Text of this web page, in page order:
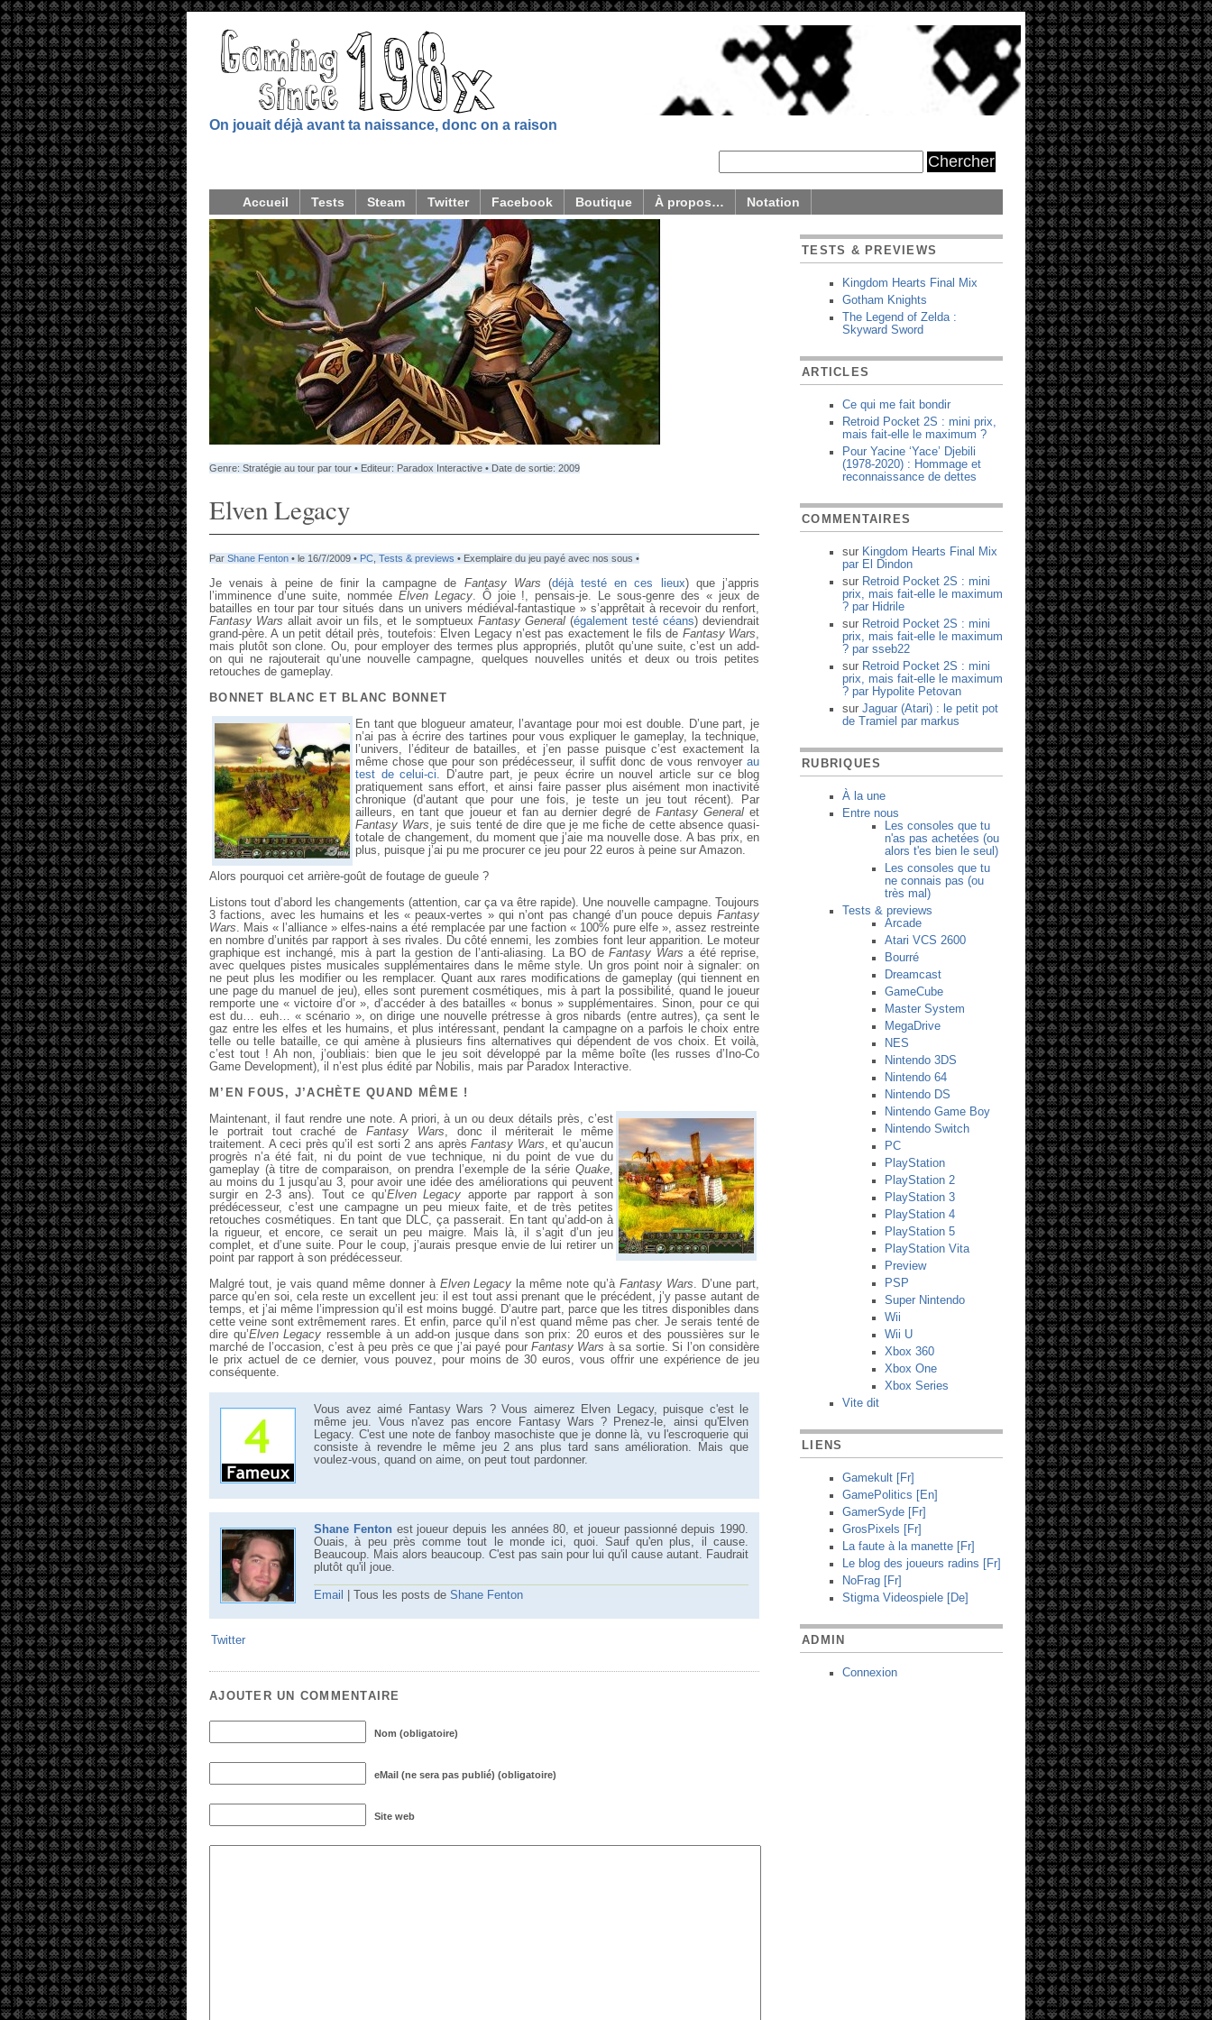
On jouait déjà avant ta naissance, donc on a raison
Accueil Tests Steam Twitter Facebook Boutique À propos… Notation
Genre: Stratégie au tour par tour • Editeur: Paradox Interactive • Date de sortie: 2009
Elven Legacy
Par Shane Fenton • le 16/7/2009 • PC Tests & previews • Exemplaire du jeu payé avec nos sous •
Je venais à peine de finir la campagne de Fantasy Wars (déjà testé en ces lieux) que j’appris
l’imminence d’une suite, nommée Elven Legacy. Ô joie !, pensais-je. Le sous-genre des « jeux de
batailles en tour par tour situés dans un univers médiéval-fantastique » s’apprêtait à recevoir du renfort,
Fantasy Wars allait avoir un fils, et le somptueux Fantasy General(également testé céans) deviendrait
grand-père. A un petit détail près, toutefois: Elven Legacy n’est pas exactement le fils de Fantasy Wars,
mais plutôt son clone. Ou, pour employer des termes plus appropriés, plutôt qu’une suite, c’est un add-
on qui ne rajouterait qu’une nouvelle campagne, quelques nouvelles unités et deux ou trois petites
retouches de gameplay.
BONNET BLANC ET BLANC BONNET
En tant que blogueur amateur, l’avantage pour moi est double. D’une part, je
n’ai pas à écrire des tartines pour vous expliquer le gameplay, la technique,
l’univers, l’éditeur de batailles, et j’en passe puisque c’est exactement la
même chose que pour son prédécesseur, il suffit donc de vous renvoyer au
test de celui-ci. D’autre part, je peux écrire un nouvel article sur ce blog
pratiquement sans effort, et ainsi faire passer plus aisément mon inactivité
chronique (d’autant que pour une fois, je teste un jeu tout récent). Par
ailleurs, en tant que joueur et fan au dernier degré de Fantasy Generalet
Fantasy Wars, je suis tenté de dire que je me fiche de cette absence quasi-
totale de changement, du moment que j’aie ma nouvelle dose. A bas prix, en
plus, puisque j’ai pu me procurer ce jeu pour 22 euros à peine sur Amazon.
Alors pourquoi cet arrière-goût de foutage de gueule ?
Listons tout d’abord les changements (attention, car ça va être rapide). Une nouvelle campagne. Toujours
3 factions, avec les humains et les « peaux-vertes » qui n’ont pas changé d’un pouce depuis Fantasy
Wars. Mais « l’alliance » elfes-nains a été remplacée par une faction « 100% pure elfe », assez restreinte
en nombre d’unités par rapport à ses rivales. Du côté ennemi, les zombies font leur apparition. Le moteur
graphique est inchangé, mis à part la gestion de l’anti-aliasing. La BO deFantasy Wars a été reprise,
avec quelques pistes musicales supplémentaires dans le même style. Un gros point noir à signaler: on
ne peut plus les modifier ou les remplacer. Quant aux rares modifications de gameplay (qui tiennent en
une page du manuel de jeu), elles sont purement cosmétiques, mis à part la possibilité, quand le joueur
remporte une « victoire d’or », d’accéder à des batailles « bonus » supplémentaires. Sinon, pour ce qui
est du… euh… « scénario », on dirige une nouvelle prétresse à gros nibards (entre autres), ça sent le
gaz entre les elfes et les humains, et plus intéressant, pendant la campagne on a parfois le choix entre
telle ou telle bataille, ce qui amène à plusieurs fins alternatives qui dépendent de vos choix. Et voilà,
c’est tout ! Ah non, j’oubliais: bien que le jeu soit développé par la même boîte (les russes d’Ino-Co
Game Development), il n’est plus édité par Nobilis, mais par Paradox Interactive.
M’EN FOUS, J’ACHÈTE QUAND MÊME !
Maintenant, il faut rendre une note. A priori, à un ou deux détails près, c’est
le portrait tout craché deFantasy Wars, donc il mériterait le même
traitement. A ceci près qu’il est sorti 2 ans aprèsFantasy Wars, et qu’aucun
progrès n’a été fait, ni du point de vue technique, ni du point de vue du
gameplay (à titre de comparaison, on prendra l’exemple de la série Quake,
au moins du 1 jusqu’au 3, pour avoir une idée des améliorations qui peuvent
surgir en 2-3 ans). Tout ce qu’Elven Legacy apporte par rapport à son
prédécesseur, c’est une campagne un peu mieux faite, et de très petites
retouches cosmétiques. En tant que DLC, ça passerait. En tant qu’add-on à
la rigueur, et encore, ce serait un peu maigre. Mais là, il s’agit d’un jeu
complet, et d’une suite. Pour le coup, j’aurais presque envie de lui retirer un
point par rapport à son prédécesseur.
Malgré tout, je vais quand même donner à Elven Legacy la même note qu’àFantasy Wars. D’une part,
parce qu’en soi, cela reste un excellent jeu: il est tout assi prenant que le précédent, j’y passe autant de
temps, et j’ai même l’impression qu’il est moins buggé. D’autre part, parce que les titres disponibles dans
cette veine sont extrêmement rares. Et enfin, parce qu’il n’est quand même pas cher. Je serais tenté de
dire qu’Elven Legacy ressemble à un add-on jusque dans son prix: 20 euros et des poussières sur le
marché de l’occasion, c’est à peu près ce que j’ai payé pourFantasy Wars à sa sortie. Si l’on considère
le prix actuel de ce dernier, vous pouvez, pour moins de 30 euros, vous offrir une expérience de jeu
conséquente.
Vous avez aimé Fantasy Wars ? Vous aimerez Elven Legacy, puisque c'est le
même jeu. Vous n'avez pas encore Fantasy Wars ? Prenez-le, ainsi qu'Elven
Legacy. C'est une note de fanboy masochiste que je donne là, vu l'escroquerie qui
consiste à revendre le même jeu 2 ans plus tard sans amélioration. Mais que
voulez-vous, quand on aime, on peut tout pardonner.
Shane Fentonest joueur depuis les années 80, et joueur passionné depuis 1990.
Ouais, à peu près comme tout le monde ici, quoi. Sauf qu'en plus, il cause.
Beaucoup. Mais alors beaucoup. C'est pas sain pour lui qu'il cause autant. Faudrait
plutôt qu'il joue.
Email | Tous les posts de Shane Fenton
Twitter
AJOUTER UN COMMENTAIRE
Nom (obligatoire)
eMail (ne sera pas publié) (obligatoire)
Site web
TESTS & PREVIEWS
Kingdom Hearts Final Mix
Gotham Knights
The Legend of Zelda :
Skyward Sword
ARTICLES
Ce qui me fait bondir
Retroid Pocket 2S : mini prix,
mais fait-elle le maximum ?
Pour Yacine ‘Yace’ Djebili
(1978-2020) : Hommage et
reconnaissance de dettes
COMMENTAIRES
sur Kingdom Hearts Final Mix
par El Dindon
sur Retroid Pocket 2S : mini
prix, mais fait-elle le maximum
? par Hidrile
sur Retroid Pocket 2S : mini
prix, mais fait-elle le maximum
? par sseb22
sur Retroid Pocket 2S : mini
prix, mais fait-elle le maximum
? par Hypolite Petovan
sur Jaguar (Atari) : le petit pot
de Tramiel par markus
RUBRIQUES
À la une
Entre nous
Les consoles que tu
n'as pas achetées (ou
alors t'es bien le seul)
Les consoles que tu
ne connais pas (ou
très mal)
Tests & previews
Arcade
Atari VCS 2600
Bourré
Dreamcast
GameCube
Master System
MegaDrive
NES
Nintendo 3DS
Nintendo 64
Nintendo DS
Nintendo Game Boy
Nintendo Switch
PC
PlayStation
PlayStation 2
PlayStation 3
PlayStation 4
PlayStation 5
PlayStation Vita
Preview
PSP
Super Nintendo
Wii
Wii U
Xbox 360
Xbox One
Xbox Series
Vite dit
LIENS
Gamekult [Fr]
GamePolitics [En]
GamerSyde [Fr]
GrosPixels [Fr]
La faute à la manette [Fr]
Le blog des joueurs radins [Fr]
NoFrag [Fr]
Stigma Videospiele [De]
ADMIN
Connexion